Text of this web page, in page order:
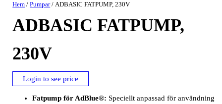
Hem /Pumpar/ ADBASIC FATPUMP, 230V
ADBASIC FATPUMP,
230V
Login to see price
Fatpump för AdBlue®: Speciellt anpassad för användning